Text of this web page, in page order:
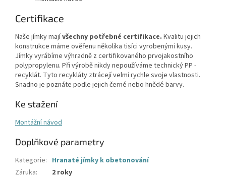
Certifikace
Naše jímky majívšechny potřebné certifikace. Kvalitu jejich
konstrukce máme ověřenu několika tisíci vyrobenými kusy.
Jímky vyrábíme výhradně z certifikovaného prvojakostního
polypropylenu. Při výrobě nikdy nepoužíváme technický PP -
recyklát. Tyto recykláty ztrácejí velmi rychle svoje vlastnosti.
Snadno je poznáte podle jejich černé nebo hnědé barvy.
Ke stažení
Montážní návod
Doplňkové parametry
Kategorie: Hranaté jímky k obetonování
Záruka:
2 roky